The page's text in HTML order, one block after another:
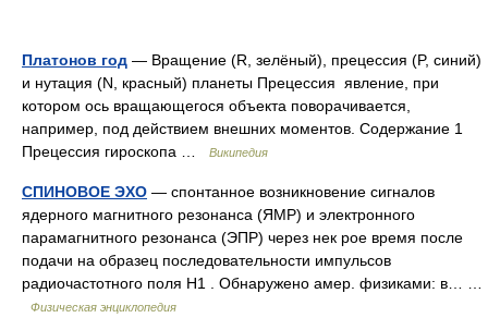
Платонов год — Вращение (R, зелёный), прецессия (P, синий)
и нутация (N, красный) планеты Прецессия явление, при
котором ось вращающегося объекта поворачивается,
например, под действием внешних моментов. Содержание 1
Прецессия гироскопа …
Википедия
СПИНОВОЕ ЭХО — спонтанное возникновение сигналов
ядерного магнитного резонанса (ЯМР) и электронного
парамагнитного резонанса (ЭПР) через нек рое время после
подачи на образец последовательности импульсов
радиочастотного поля H1 . Обнаружено амер. физиками: в… …
Физическая энциклопедия